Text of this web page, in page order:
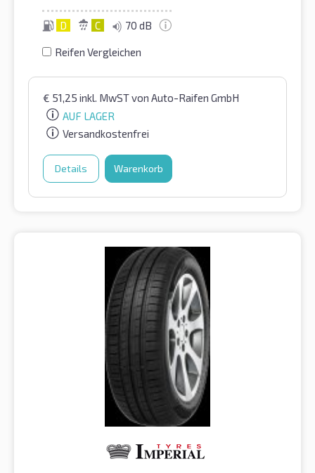
D C 70 dB
Reifen Vergleichen
€ 51,25 inkl. MwSTvon Auto-Raifen GmbH
AUF LAGER
Versandkostenfrei
Details Warenkorb